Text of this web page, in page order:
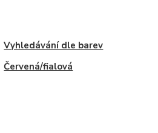
Vyhledávání dle barev
Červená/fialová